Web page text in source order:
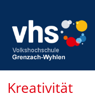
Kreativität